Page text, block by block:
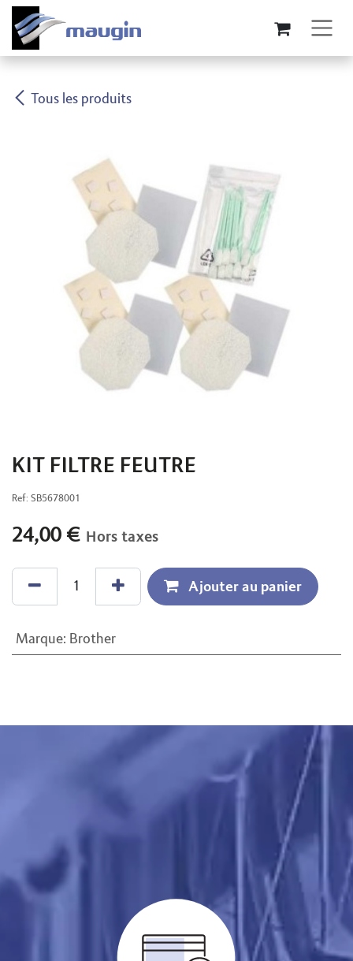
Se rendre au contenu
Tous les produits
KIT FILTRE FEUTRE
Ref: SB5678001
24,00 € Hors taxes
Ajouter au panier
Marque: Brother